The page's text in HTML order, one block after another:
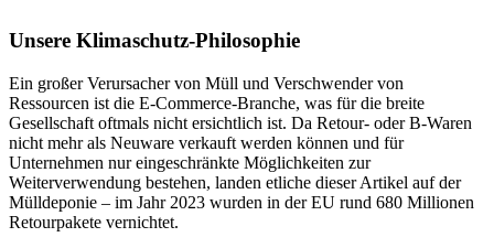
Unsere Klimaschutz-Philosophie
Ein großer Verursacher von Müll und Verschwender von
Ressourcen ist die E-Commerce-Branche, was für die breite
Gesellschaft oftmals nicht ersichtlich ist. Da Retour- oder B-Waren
nicht mehr als Neuware verkauft werden können und für
Unternehmen nur eingeschränkte Möglichkeiten zur
Weiterverwendung bestehen, landen etliche dieser Artikel auf der
Mülldeponie – im Jahr 2023 wurden in der EU rund 680 Millionen
Retourpakete vernichtet.